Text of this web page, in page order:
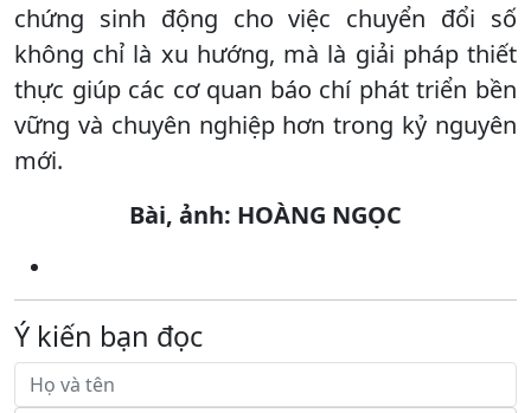
chứng sinh động cho việc chuyển đổi số
không chỉ là xu hướng, mà là giải pháp thiết
thực giúp các cơ quan báo chí phát triển bền
vững và chuyên nghiệp hơn trong kỷ nguyên
mới.
Bài, ảnh: HOÀNG NGỌC
Ý kiến bạn đọc